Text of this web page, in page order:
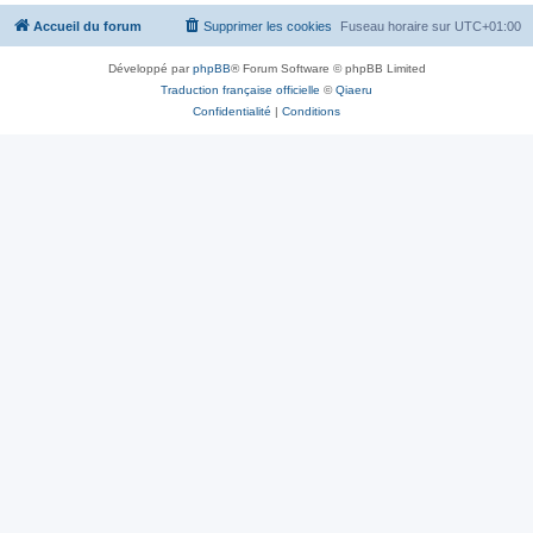
Accueil du forum Fuseau horaire sur UTC+01:00
Supprimer les cookies
Développé parphpBB® Forum Software © phpBB Limited
Traduction française officielle ©Qiaeru
Confidentialité | Conditions